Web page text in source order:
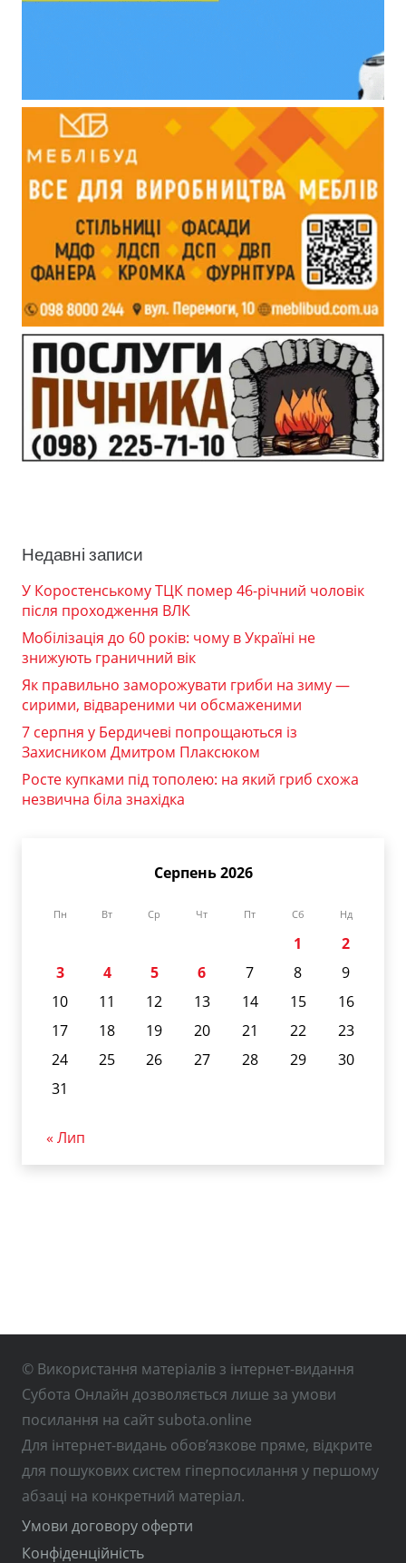
Недавні записи
У Коростенському ТЦК помер 46-річний чоловік
після проходження ВЛК
Мобілізація до 60 років: чому в Україні не
знижують граничний вік
Як правильно заморожувати гриби на зиму —
сирими, відвареними чи обсмаженими
7 серпня у Бердичеві попрощаються із
Захисником Дмитром Плаксюком
Росте купками під тополею: на який гриб схожа
незвична біла знахідка
Серпень 2026
Пн Вт Ср Чт Пт Сб Нд
1
2
3
4 5 6 7 8
9
10
11 12 13 14 15
16
17
18 19 20 21 22
23
24
25 26 27 28 29
30
31
« Лип
© Використання матеріалів з інтернет-видання
Субота Онлайн дозволяється лише за умови
посилання на сайт subota.online
Для інтернет-видань обов’язкове пряме, відкрите
для пошукових систем гіперпосилання у першому
абзаці на конкретний матеріал.
Умови договору оферти
Конфіденційність